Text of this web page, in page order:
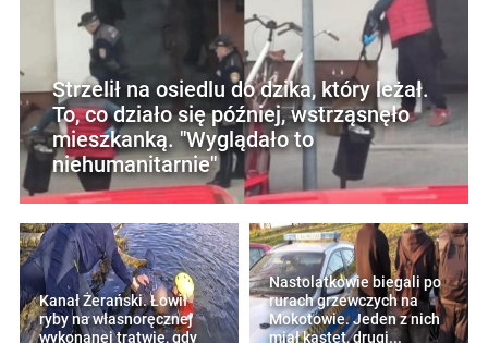
Strzelił na osiedlu do dzika, który leżał.
To, co działo się później, wstrząsnęło
mieszkanką. "Wyglądało to
niehumanitarnie"
Kanał Żerański. Łowił
ryby na własnoręcznej
wykonanej tratwie, gdy
Nastolatkowie biegali po
rurach grzewczych na
Mokotowie. Jeden z nich
miał kastet, drugi...